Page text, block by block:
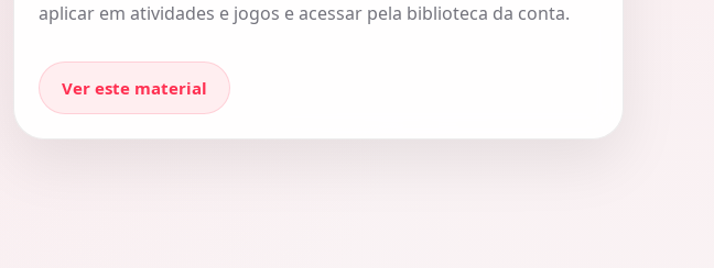
aplicar em atividades e jogos e acessar pela biblioteca da conta.
Ver este material